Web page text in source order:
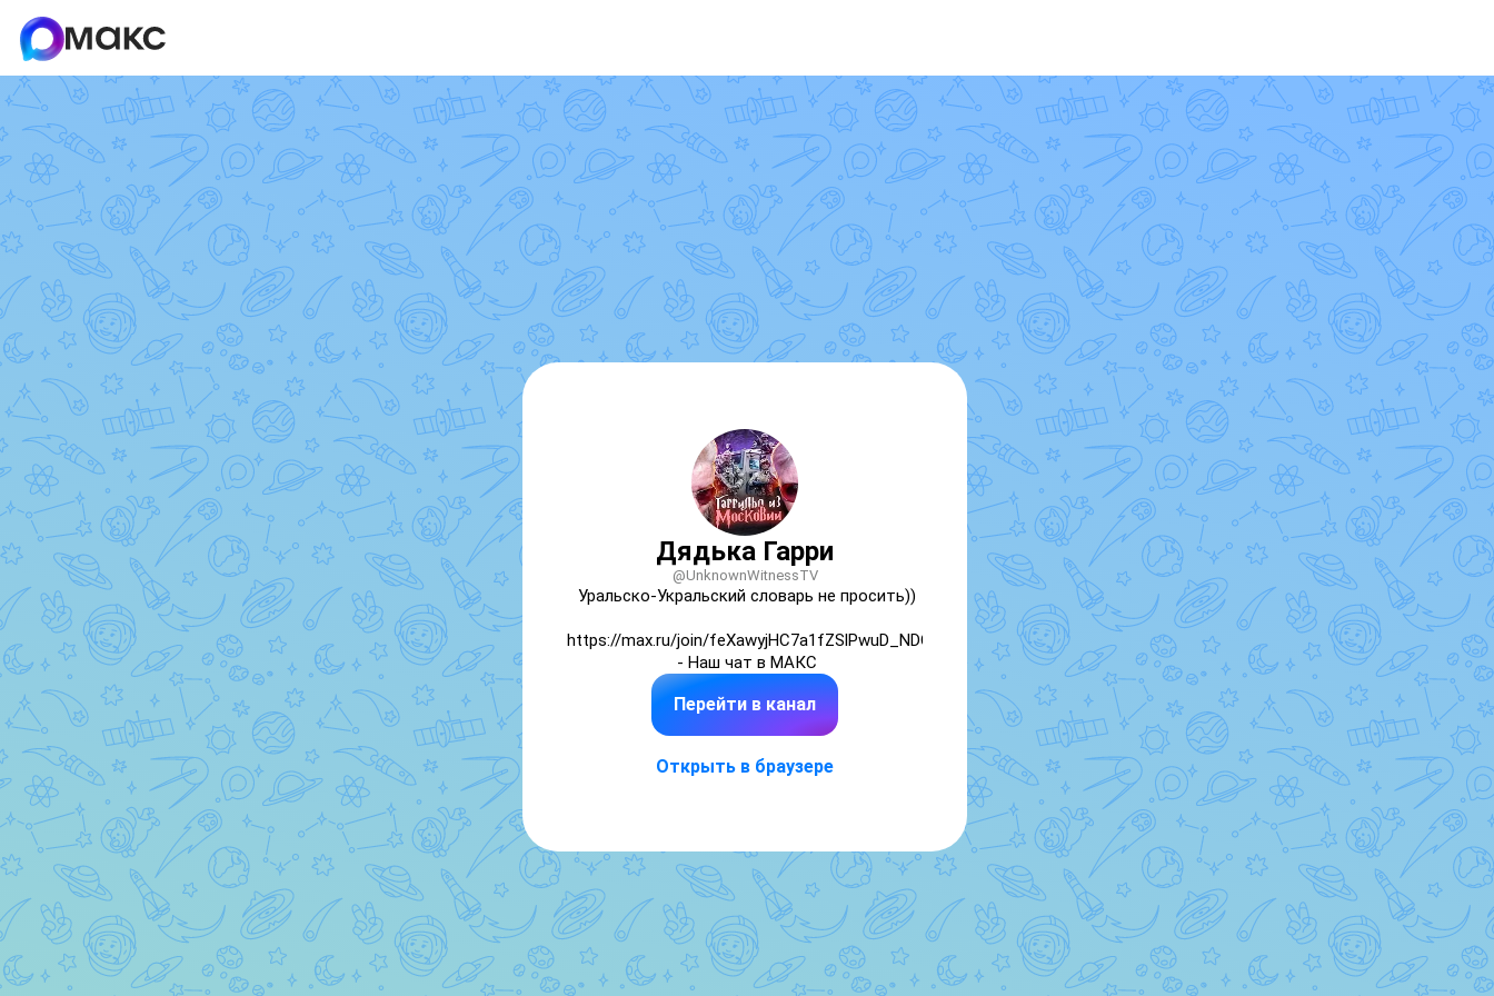
Дядька Гарри
@UnknownWitnessTV
Уральско-Укральский словарь не просить))
https://max.ru/join/feXawyjHC7a1fZSlPwuD_NDO6aW9XOPgdMv3RZpQv1I
- Наш чат в МАКС
Перейти в канал
Открыть в браузере